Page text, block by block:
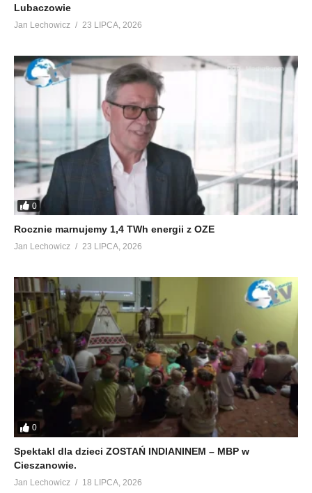
Lubaczowie
Jan Lechowicz 23 LIPCA, 2026
0
Rocznie marnujemy 1,4 TWh energii z OZE
Jan Lechowicz 23 LIPCA, 2026
0
Spektakl dla dzieci ZOSTAŃ INDIANINEM – MBP w
Cieszanowie.
Jan Lechowicz 18 LIPCA, 2026